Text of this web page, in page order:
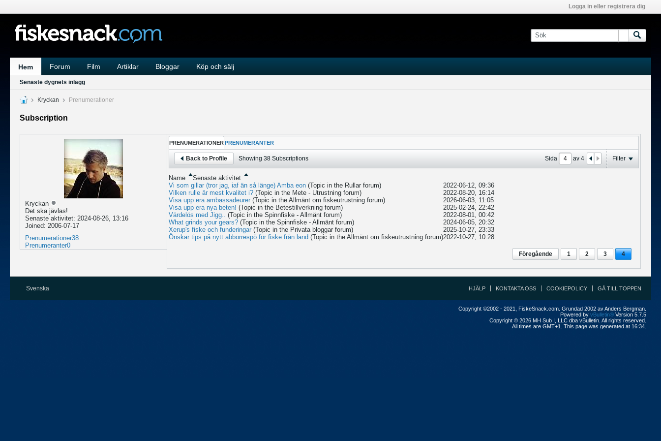
Logga in eller registrera dig
Hem Forum Film Artiklar Bloggar Köp och sälj
Senaste dygnets inlägg
Kryckan Prenumerationer
Subscription
Kryckan
Det ska jävlas!
Senaste aktivitet: 2024-08-26, 13:16
Joined: 2006-07-17
Prenumerationer38
Prenumeranter0
PRENUMERATIONER PRENUMERANTER
Back to Profile Showing 38Subscriptions Sida av4 Filter
Name
Senaste aktivitet
Vi som gillar (tror jag, iaf än så länge) Amba eon (Topic in the Rullarforum)
2022-06-12, 09:36
Vilken rulle är mest kvalitet i? (Topic in the Mete - Utrustningforum)
2022-08-20, 16:14
Visa upp era ambassadeurer (Topic in the Allmänt om fiskeutrustningforum)
2026-06-03, 11:05
Visa upp era nya beten! (Topic in the Betestillverkningforum)
2025-02-24, 22:42
Värdelös med Jigg..
(Topic in the Spinnfiske - Allmäntforum)
2022-08-01, 00:42
What grinds your gears? (Topic in the Spinnfiske - Allmäntforum)
2024-06-05, 20:32
Xerup's fiske och funderingar (Topic in the Privata bloggarforum)
2025-10-27, 23:33
Önskar tips på nytt abborrespö för fiske från land (Topic in the Allmänt om fiskeutrustningforum)2022-10-27, 10:28
Föregående 1 2 3 4
Svenska HJÄLP KONTAKTA OSS COOKIEPOLICY GÅ TILL TOPPEN
Copyright ©2002 - 2021, FiskeSnack.com. Grundad 2002 av Anders Bergman.
Powered by vBulletin® Version 5.7.5
Copyright © 2026 MH Sub I, LLC dba vBulletin. All rights reserved.
All times are GMT+1. This page was generated at 16:34.